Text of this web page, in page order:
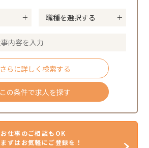
さらに詳しく検索する
この条件で求人を探す
お仕事のご相談もOK
まずはお気軽にご登録を！